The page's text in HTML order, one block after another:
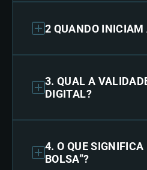
2 QUANDO INICIAM
3. QUAL A
DIGITAL?
4. O QUE SIGNIFICA
BOLSA”?